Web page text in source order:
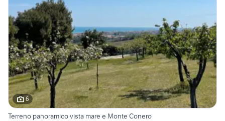
6
Terreno panoramico vista mare e Monte Conero